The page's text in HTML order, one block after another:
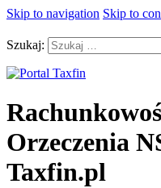
Skip to navigation Skip to
Szukaj:
Orzeczenia
Taxfin.pl